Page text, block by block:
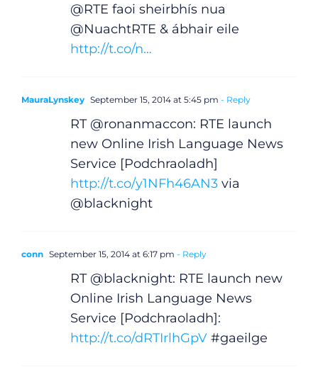
@RTE faoi sheirbhís nua
@NuachtRTE & ábhair eile
http://t.co/n…
MauraLynskey September 15, 2014 at 5:45 pm - Reply
RT @ronanmaccon: RTE launch
new Online Irish Language News
Service [Podchraoladh]
http://t.co/y1NFh46AN3via
@blacknight
conn September 15, 2014 at 6:17 pm - Reply
RT @blacknight: RTE launch new
Online Irish Language News
Service [Podchraoladh]:
http://t.co/dRTIrlhGpV#gaeilge